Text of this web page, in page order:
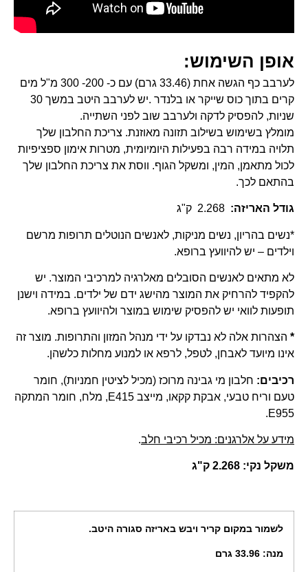
השימוש:
לערבב כף הגשה אחת (33.46 גרם) עם כ- 200- 300 מ"ל מים
קרים בתוך כוס שייקר או בלנדר .יש לערבב היטב במשך 30
להפסיק לדקה ולערבב שוב לפני השתייה.
בשימוש בשילוב תזונה מאוזנת. צריכת החלבון שלך
במידה רבה בפעילות היומיומית, מטרות אימון ספציפיות
מתאמן, המין, ומשקל הגוף. ווסת את צריכת החלבון שלך
לכך.
האריזה:2.268 ק"ג
בהריון, נשים מניקות, לאנשים הנוטלים תרופות מרשם
– יש להיוועץ ברופא.
מתאים לאנשים הסובלים מאלרגיה למרכיבי המוצר. יש
להרחיק את המוצר מהישג ידם של ילדים. במידה וישנן
לוואי יש להפסיק שימוש במוצר ולהיוועץ ברופא.
הצהרות אלה לא נבדקו על ידי מנהל המזון והתרופות. מוצר זה
מיועד לאבחן, לטפל, לרפא או למנוע מחלות כלשהן.
חלבון מי גבינה מרוכז (מכיל לציטין חמניות), חומר
טעם וריח טבעי, אבקת קקאו, מייצב E415, מלח, חומר המתקה
על אלרגנים: מכיל רכיבי חלב.
נקי:2.
268 ק"ג
לשמור במקום קריר ויבש באריזה סגורה היטב.
מנה: 33.96 גרם